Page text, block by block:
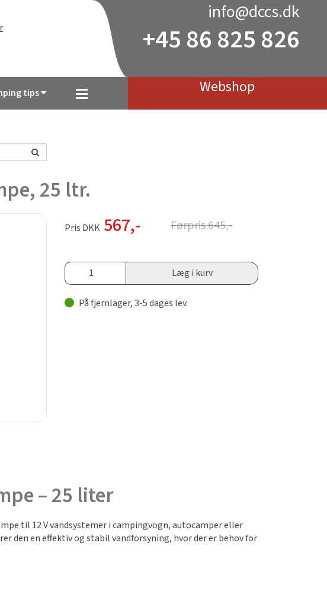
info@dccs.dk
+45 86 825 826
tips Webshop
25 ltr.
Pris DKK 567,- Førpris645,-
Læg i kurv
På fjernlager, 3-5 dages lev.
– 25 liter
til 12 V vandsystemer i campingvogn, autocamper eller
den en effektiv og stabil vandforsyning, hvor der er behov for